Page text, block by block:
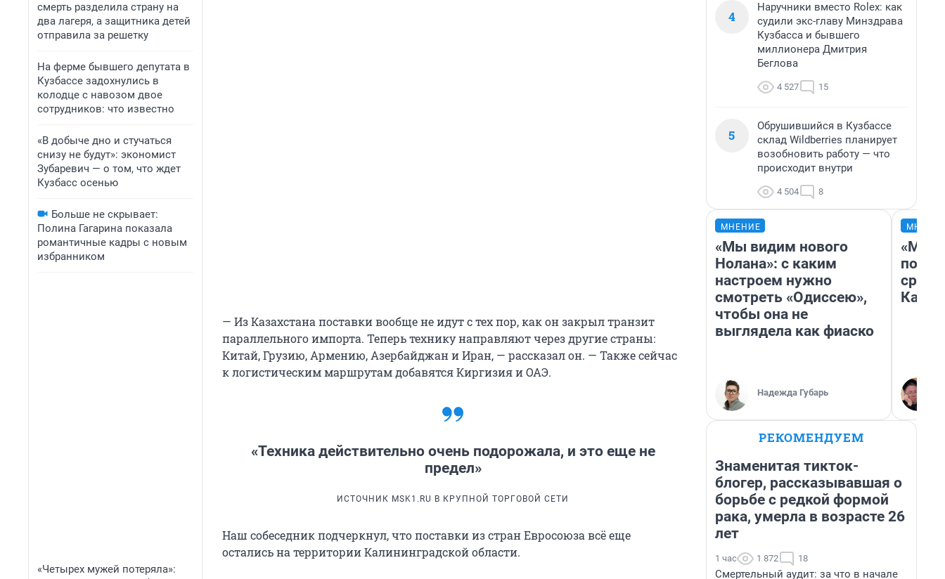
смерть разделила страну на
два лагеря, а защитника детей
отправила за решетку
На ферме бывшего депутата в
Кузбассе задохнулись в
колодце с навозом двое
сотрудников: что известно
«В добыче дно и стучаться
снизу не будут»: экономист
Зубаревич — о том, что ждет
Кузбасс осенью
Больше не скрывает:
Полина Гагарина показала
романтичные кадры с новым
избранником
«Четырех мужей потеряла»:
— Из Казахстана поставки вообще не идут с тех пор, как он закрыл транзит
параллельного импорта. Теперь технику направляют через другие страны:
Китай, Грузию, Армению, Азербайджан и Иран, — рассказал он. — Также сейчас
к логистическим маршрутам добавятся Киргизия и ОАЭ.
«Техника действительно очень подорожала, и это еще не
предел»
ИСТОЧНИК MSK1.RU В КРУПНОЙ ТОРГОВОЙ СЕТИ
Наш собеседник подчеркнул, что поставки из стран Евросоюза всё еще
остались на территории Калининградской области.
4
Наручники вместо Rolex: как
судили экс-главу Минздрава
Кузбасса и бывшего
миллионера Дмитрия
Беглова
4 527 15
5
Обрушившийся в Кузбассе
склад Wildberries планирует
возобновить работу — что
происходит внутри
4 504 8
МНЕНИЕ
«Мы видим нового
Нолана»: с каким
настроем нужно
смотреть «Одиссею»,
чтобы она не
выглядела как фиаско
Надежда Губарь
РЕКОМЕНДУЕМ
Знаменитая тикток-
блогер, рассказывавшая о
борьбе с редкой формой
рака, умерла в возрасте 26
лет
1 час 1 872 18
Смертельный аудит: за что в начале